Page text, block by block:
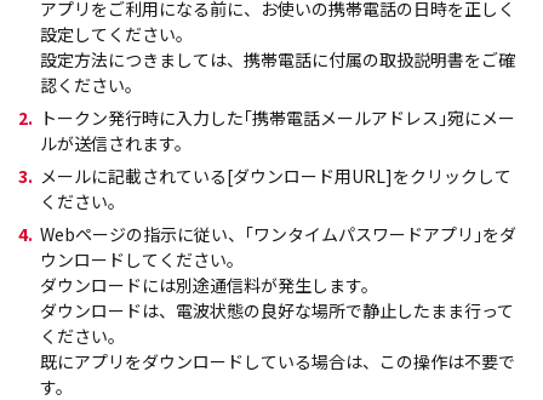
アプリをご利用になる前に、お使いの携帯電話の日時を正しく
設定してください。
設定方法につきましては、携帯電話に付属の取扱説明書をご確
認ください。
2. トークン発行時に入力した｢携帯電話メールアドレス｣宛にメー
ルが送信されます。
3. メールに記載されている[ダウンロード用URL]をクリックして
ください。
4. Webページの指示に従い、｢ワンタイムパスワードアプリ｣をダ
ウンロードしてください。
ダウンロードには別途通信料が発生します。
ダウンロードは、電波状態の良好な場所で静止したまま行って
ください。
既にアプリをダウンロードしている場合は、この操作は不要で
す。